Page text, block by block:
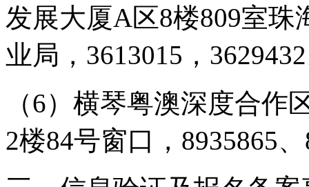
发展大厦A区8楼809室
业局，3613015，
（6）横琴粤澳深度合
2楼84号窗口，8935865